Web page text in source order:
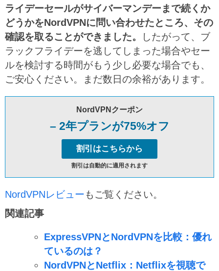
ライデーセールがサイバーマンデーまで続くか
どうかをNordVPNに問い合わせたところ、その
確認を取ることができました。
したがって、ブ
ラックフライデーを逃してしまった場合やセー
ルを検討する時間がもう少し必要な場合でも、
ご安心ください。まだ数日の余裕があります。
NordVPNクーポン
– 2年プランが75%オフ
割引はこちらから
割引は自動的に適用されます
NordVPNレビューもご覧ください。
関連記事
ExpressVPNとNordVPNを比較：優れ
ているのは？
NordVPNとNetflix：Netflixを視聴で